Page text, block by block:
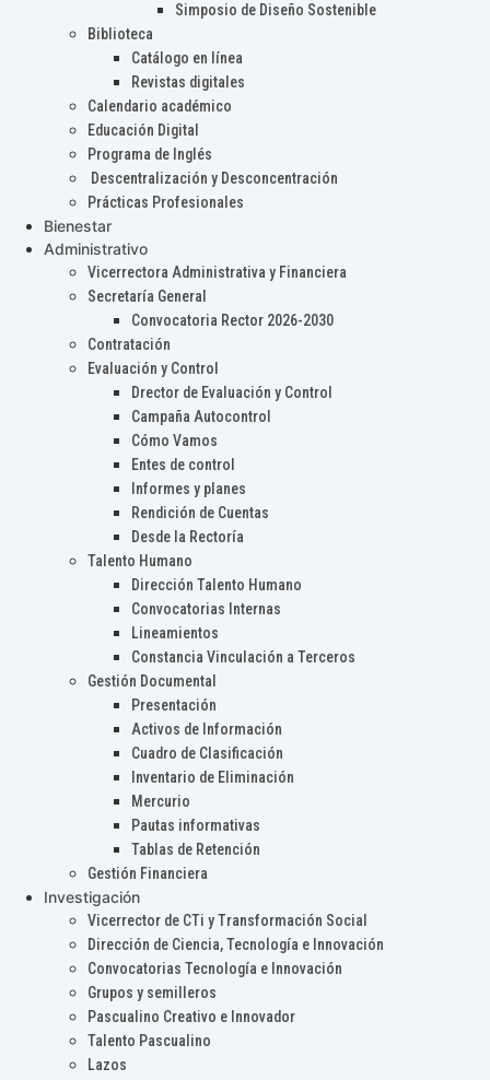
Simposio de Diseño Sostenible
Biblioteca
Catálogo en línea
Revistas digitales
Calendario académico
Educación Digital
Programa de Inglés
Descentralización y Desconcentración
Prácticas Profesionales
Bienestar
Administrativo
Vicerrectora Administrativa y Financiera
Secretaría General
Convocatoria Rector 2026-2030
Contratación
Evaluación y Control
Drector de Evaluación y Control
Campaña Autocontrol
Cómo Vamos
Entes de control
Informes y planes
Rendición de Cuentas
Desde la Rectoría
Talento Humano
Dirección Talento Humano
Convocatorias Internas
Lineamientos
Constancia Vinculación a Terceros
Gestión Documental
Presentación
Activos de Información
Cuadro de Clasificación
Inventario de Eliminación
Mercurio
Pautas informativas
Tablas de Retención
Gestión Financiera
Investigación
Vicerrector de CTi y Transformación Social
Dirección de Ciencia, Tecnología e Innovación
Convocatorias Tecnología e Innovación
Grupos y semilleros
Pascualino Creativo e Innovador
Talento Pascualino
Lazos